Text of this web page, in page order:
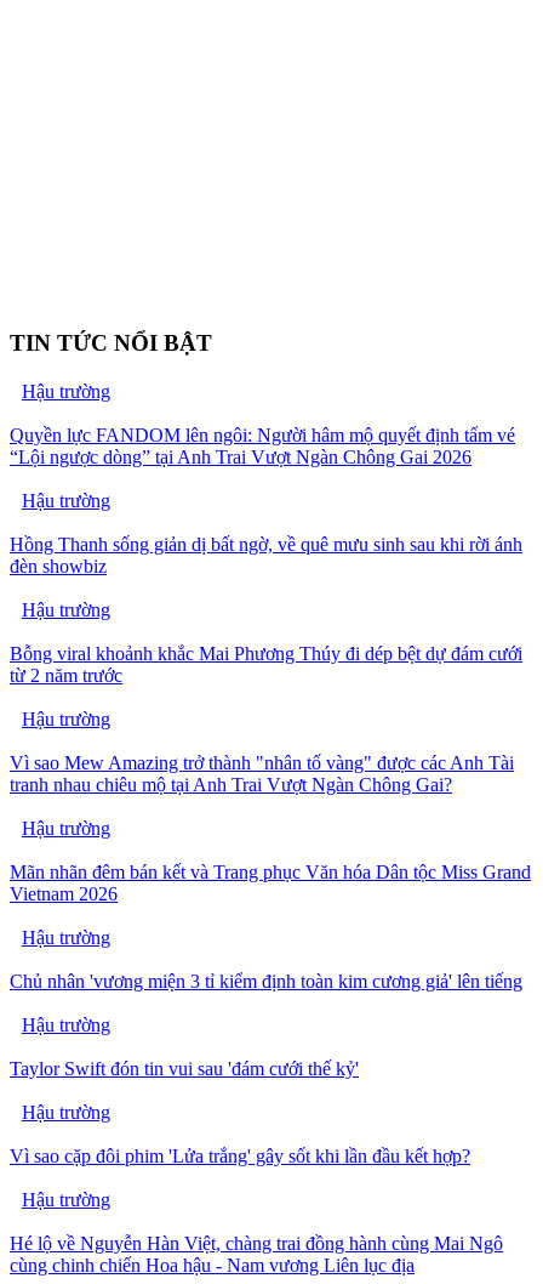
TIN TỨC NỔI BẬT
Hậu trường
Quyền lực FANDOM lên ngôi: Người hâm mộ quyết định tấm vé
“Lội ngược dòng” tại Anh Trai Vượt Ngàn Chông Gai 2026
Hậu trường
Hồng Thanh sống giản dị bất ngờ, về quê mưu sinh sau khi rời ánh
đèn showbiz
Hậu trường
Bỗng viral khoảnh khắc Mai Phương Thúy đi dép bệt dự đám cưới
từ 2 năm trước
Hậu trường
Vì sao Mew Amazing trở thành "nhân tố vàng" được các Anh Tài
tranh nhau chiêu mộ tại Anh Trai Vượt Ngàn Chông Gai?
Hậu trường
Mãn nhãn đêm bán kết và Trang phục Văn hóa Dân tộc Miss Grand
Vietnam 2026
Hậu trường
Chủ nhân 'vương miện 3 tỉ kiểm định toàn kim cương giả' lên tiếng
Hậu trường
Taylor Swift đón tin vui sau 'đám cưới thế kỷ'
Hậu trường
Vì sao cặp đôi phim 'Lửa trắng' gây sốt khi lần đầu kết hợp?
Hậu trường
Hé lộ về Nguyễn Hàn Việt, chàng trai đồng hành cùng Mai Ngô
cùng chinh chiến Hoa hậu - Nam vương Liên lục địa